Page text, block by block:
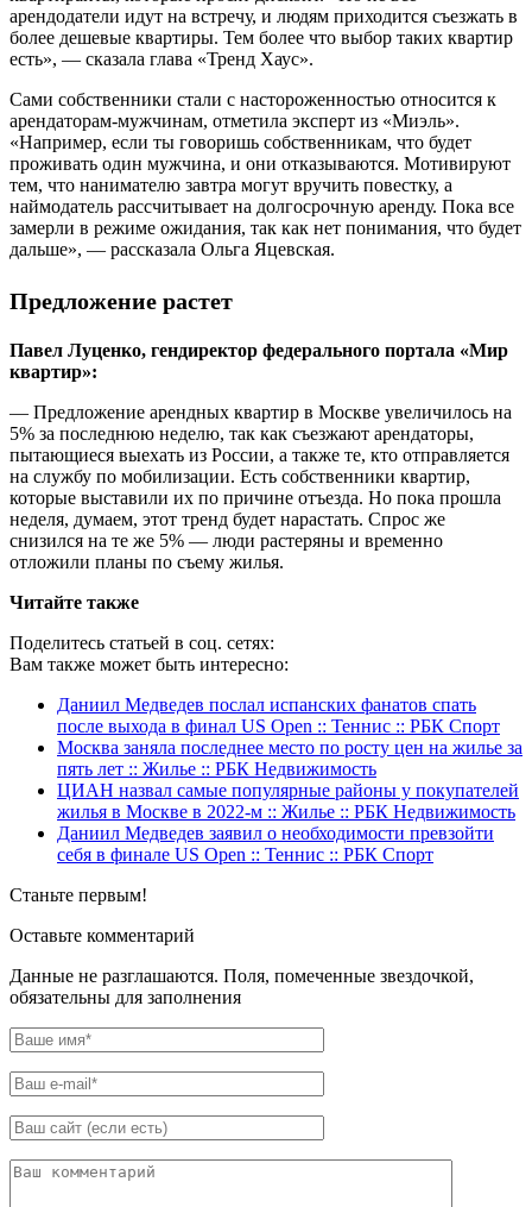
арендодатели идут на встречу, и людям приходится съезжать в
более дешевые квартиры. Тем более что выбор таких квартир
есть», — сказала глава «Тренд Хаус».
Сами собственники стали с настороженностью относится к
арендаторам-мужчинам, отметила эксперт из «Миэль».
«Например, если ты говоришь собственникам, что будет
проживать один мужчина, и они отказываются. Мотивируют
тем, что нанимателю завтра могут вручить повестку, а
наймодатель рассчитывает на долгосрочную аренду. Пока все
замерли в режиме ожидания, так как нет понимания, что будет
дальше», — рассказала Ольга Яцевская.
Предложение растет
Павел Луценко, гендиректор федерального портала «Мир
квартир»:
— Предложение арендных квартир в Москве увеличилось на
5% за последнюю неделю, так как съезжают арендаторы,
пытающиеся выехать из России, а также те, кто отправляется
на службу по мобилизации. Есть собственники квартир,
которые выставили их по причине отъезда. Но пока прошла
неделя, думаем, этот тренд будет нарастать. Спрос же
снизился на те же 5% — люди растеряны и временно
отложили планы по съему жилья.
Читайте также
Поделитесь статьей в соц. сетях:
Вам также может быть интересно:
Даниил Медведев послал испанских фанатов спать
после выхода в финал US Open :: Теннис :: РБК Спорт
Москва заняла последнее место по росту цен на жилье за
пять лет :: Жилье :: РБК Недвижимость
ЦИАН назвал самые популярные районы у покупателей
жилья в Москве в 2022-м :: Жилье :: РБК Недвижимость
Даниил Медведев заявил о необходимости превзойти
себя в финале US Open :: Теннис :: РБК Спорт
Станьте первым!
Оставьте комментарий
Данные не разглашаются. Поля, помеченные звездочкой,
обязательны для заполнения